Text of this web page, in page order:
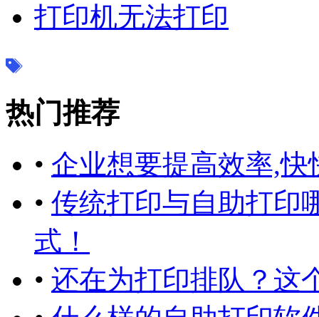
打印机无法打印
热门推荐
• 企业想要提高效率,快
• 传统打印与自助打印
式！
• 还在为打印排队？这